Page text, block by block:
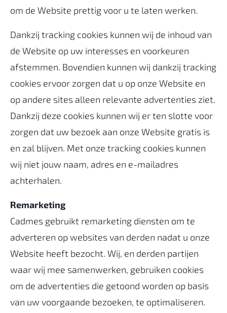
om de Website prettig voor u te laten werken.
Dankzij tracking cookies kunnen wij de inhoud van
de Website op uw interesses en voorkeuren
afstemmen. Bovendien kunnen wij dankzij tracking
cookies ervoor zorgen dat u op onze Website en
op andere sites alleen relevante advertenties ziet.
Dankzij deze cookies kunnen wij er ten slotte voor
zorgen dat uw bezoek aan onze Website gratis is
en zal blijven. Met onze tracking cookies kunnen
wij niet jouw naam, adres en e-mailadres
achterhalen.
Remarketing
Cadmes gebruikt remarketing diensten om te
adverteren op websites van derden nadat u onze
Website heeft bezocht. Wij, en derden partijen
waar wij mee samenwerken, gebruiken cookies
om de advertenties die getoond worden op basis
van uw voorgaande bezoeken, te optimaliseren.